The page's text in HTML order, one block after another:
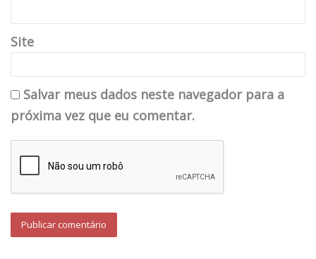
Site
Salvar meus dados neste navegador para a
próxima vez que eu comentar.